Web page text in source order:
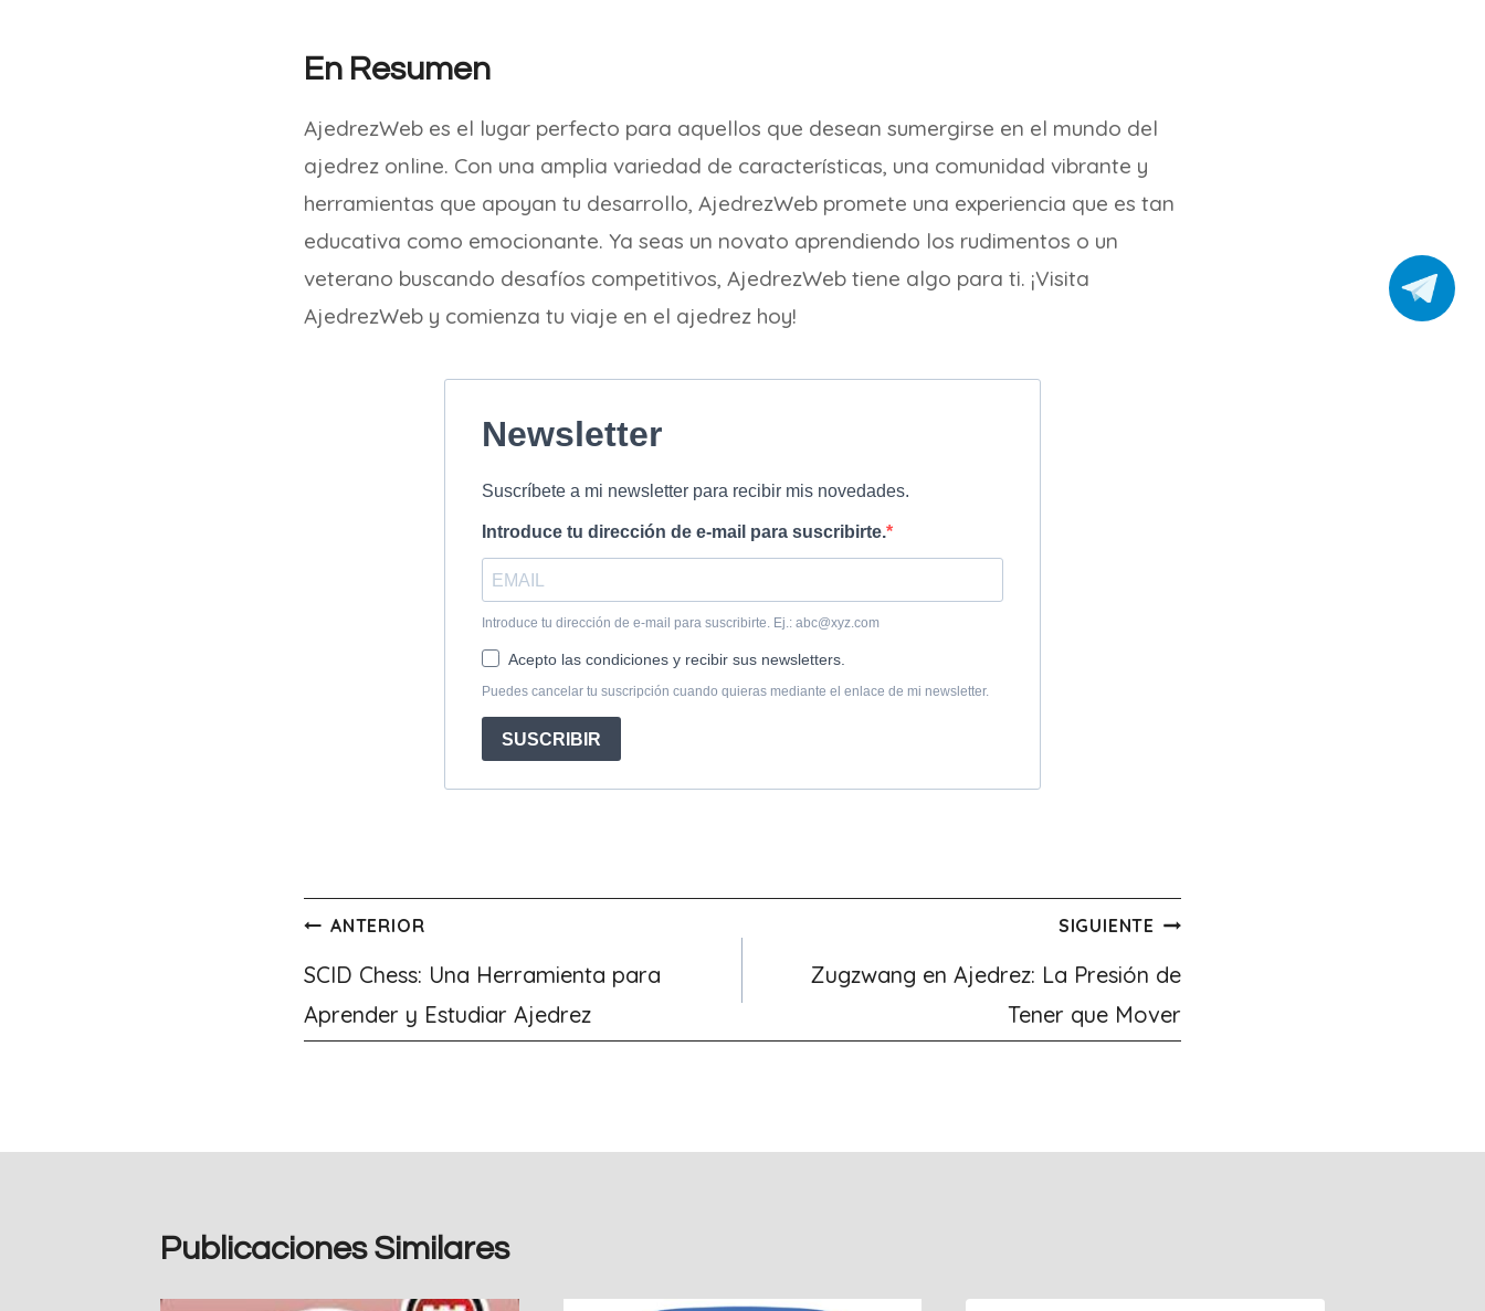
En Resumen
AjedrezWeb es el lugar perfecto para aquellos que desean sumergirse en el mundo del
ajedrez online. Con una amplia variedad de características, una comunidad vibrante y
herramientas que apoyan tu desarrollo, AjedrezWeb promete una experiencia que es tan
educativa como emocionante. Ya seas un novato aprendiendo los rudimentos o un
veterano buscando desafíos competitivos, AjedrezWeb tiene algo para ti. ¡Visita
AjedrezWeb y comienza tu viaje en el ajedrez hoy!
Navegación
de
entradas
ANTERIOR
SCID Chess: Una Herramienta para
Aprender y Estudiar Ajedrez
SIGUIENTE
Zugzwang en Ajedrez: La Presión de
Tener que Mover
Publicaciones Similares